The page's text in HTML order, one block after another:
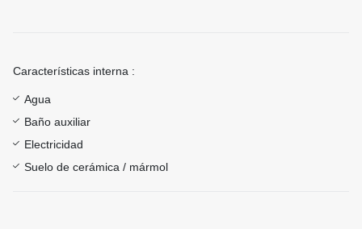
Características interna :
Agua
Baño auxiliar
Electricidad
Suelo de cerámica / mármol